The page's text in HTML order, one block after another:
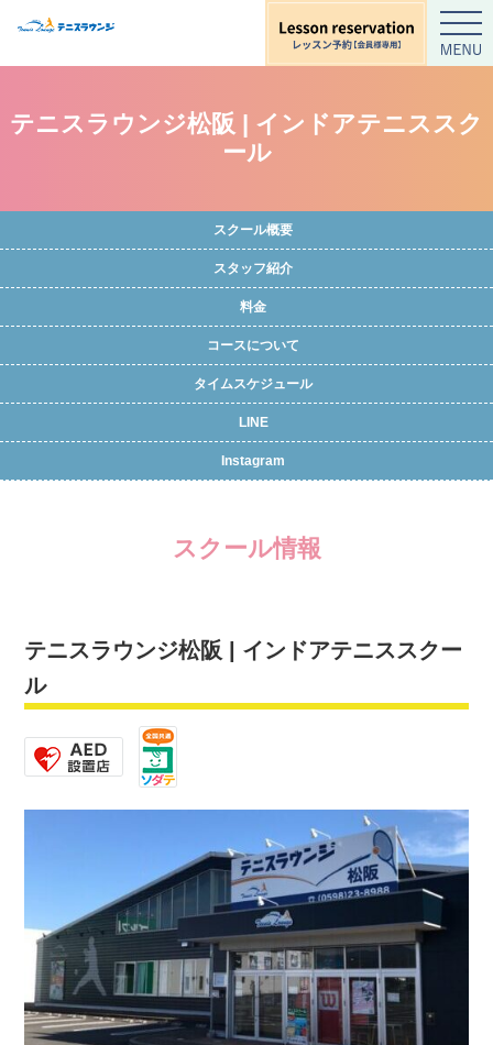
テニスラウンジ松阪 | インドアテニススク
ール
スクール概要
スタッフ紹介
料金
コースについて
タイムスケジュール
LINE
Instagram
スクール情報
テニスラウンジ松阪 | インドアテニススクー
ル